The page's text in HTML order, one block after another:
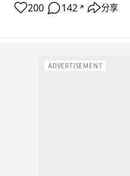
200 142 ↗ 分享
ADVERTISEMENT